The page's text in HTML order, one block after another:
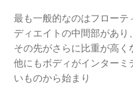
最も一般的なのはフローテ
ディエイトの中間部があり、
その先がさらに比重が高く
他にもボディがインター
いものから始まり